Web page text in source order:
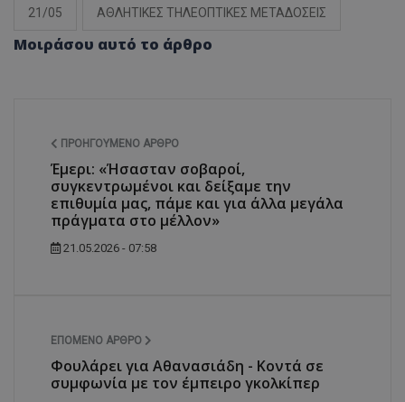
21/05 ΑΘΛΗΤΙΚΕΣ ΤΗΛΕΟΠΤΙΚΕΣ ΜΕΤΑΔΟΣΕΙΣ
Μοιράσου αυτό το άρθρο
ΠΡΟΗΓΟΎΜΕΝΟ ΆΡΘΡΟ
Έμερι: «Ήσασταν σοβαροί,
συγκεντρωμένοι και δείξαμε την
επιθυμία μας, πάμε και για άλλα μεγάλα
πράγματα στο μέλλον»
21.05.2026 - 07:58
ΕΠΌΜΕΝΟ ΆΡΘΡΟ
Φουλάρει για Αθανασιάδη - Κοντά σε
συμφωνία με τον έμπειρο γκολκίπερ